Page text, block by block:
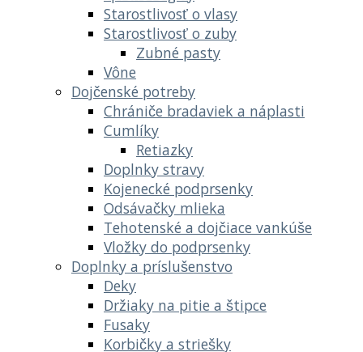
Starostlivosť o vlasy
Starostlivosť o zuby
Zubné pasty
Vône
Dojčenské potreby
Chrániče bradaviek a náplasti
Cumlíky
Retiazky
Doplnky stravy
Kojenecké podprsenky
Odsávačky mlieka
Tehotenské a dojčiace vankúše
Vložky do podprsenky
Doplnky a príslušenstvo
Deky
Držiaky na pitie a štipce
Fusaky
Korbičky a striešky